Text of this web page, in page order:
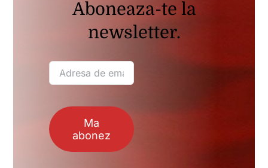
Aboneaza-te la
newsletter.
Ma
abonez